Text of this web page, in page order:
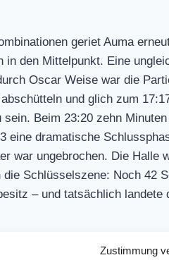
Zustimmung
geriet Auma
den Mittelpunkt. Eine
Oscar Weise war die
und glich zum
Beim 23:20 zehn
eine dramatische
war ungebrochen. Die Halle
Schlüsselszene: Noch 42
– und tatsächlich landete
gegen ein Spitzenteam